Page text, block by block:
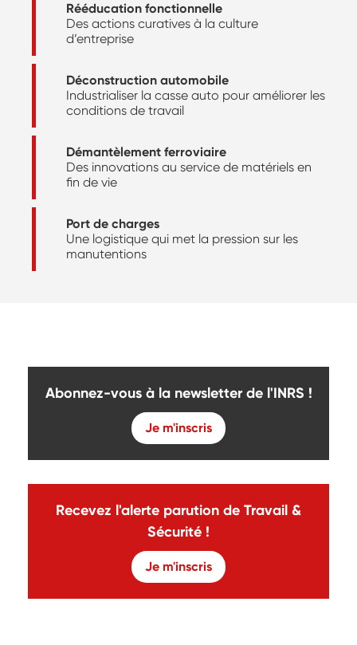
Rééducation fonctionnelle
Des actions curatives à la culture
d’entreprise
Déconstruction automobile
Industrialiser la casse auto pour améliorer les
conditions de travail
Démantèlement ferroviaire
Des innovations au service de matériels en
fin de vie
Port de charges
Une logistique qui met la pression sur les
manutentions
Abonnez-vous à la newsletter de l'INRS !
Je m'inscris
Recevez l'alerte parution de Travail &
Sécurité !
Je m'inscris